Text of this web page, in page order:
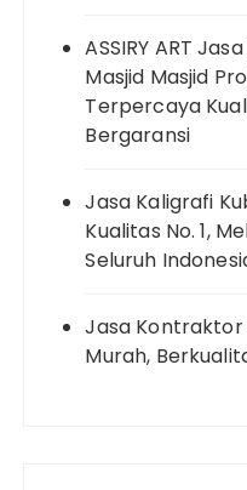
ASSIRY ART
Masjid Masjid
Terpercaya
Bergaransi
Jasa Kaligrafi
Kualitas No. 1,
Seluruh
Jasa Kontraktor
Murah,